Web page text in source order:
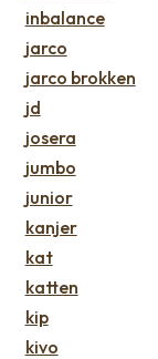
inbalance
jarco
jarco brokken
jd
josera
jumbo
junior
kanjer
kat
katten
kip
kivo